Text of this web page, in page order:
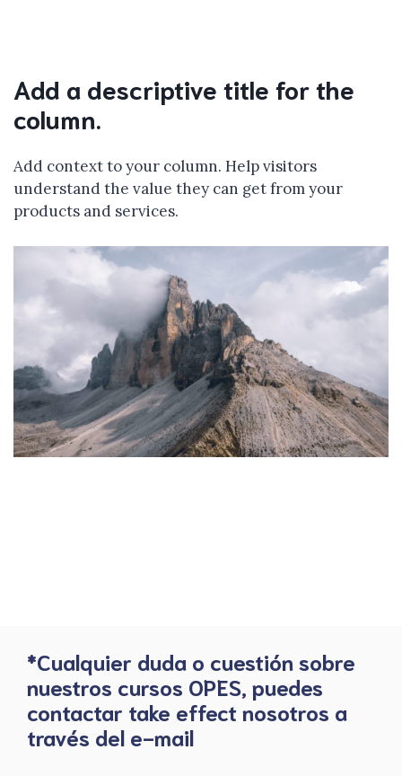
Add a descriptive title for the
column.
Add context to your column. Help visitors
understand the value they can get from your
products and services.
*Cualquier duda o cuestión sobre
nuestros cursos OPES, puedes
contactar take effect nosotros a
través del e-mail